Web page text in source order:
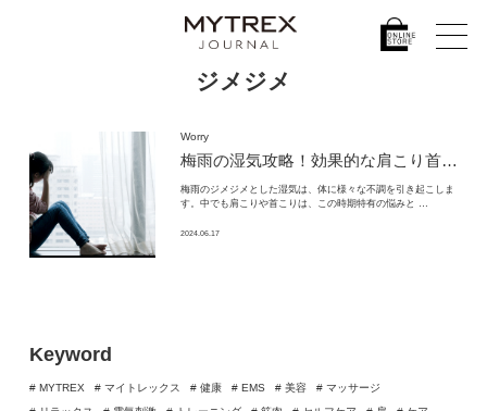
Keyword
# MYTREX # マイトレックス # 健康 # EMS # 美容
# マッサージ
ジメジメ
Worry
梅雨の湿気攻略！効果的な肩こり首こり解消グッズ選び方ガイド
梅雨のジメジメとした湿気は、体に様々な不調を引き起こしま
す。中でも肩こりや首こりは、この時期特有の悩みと …
2024.06.17